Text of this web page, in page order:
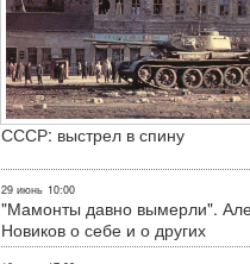
СССР: выстрел в спину
29 июнь 10:00
"Мамонты давно вымерли".
Новиков о себе и о других